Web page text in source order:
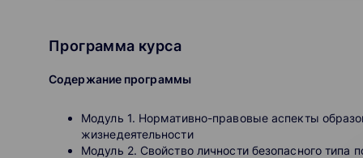
профессиональной деятельности, в том числе
Содержание программы
Week и в пятерку лидеров Восточной Европы по
Выпускники программ бизнес-образования
«Внешэкономбанк», Сбербанк РФ, «Лукойл»,
Ernst and Young, Hewlett Packard, Microsoft, IBM,
Программа курса
Содержание программы
Модуль 1. Нормативно-правовые аспекты
жизнедеятельности
Модуль 2. Свойство личности безопасного